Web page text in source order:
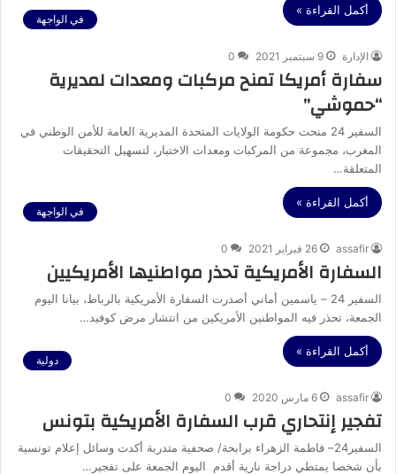
أكمل القراءة »
في الواجهة
الإدارة 9 سبتمبر 2021 0
سفارة أمريكا تمنح مركبات ومعدات لمديرية
“حموشي”
السفير 24 منحت حكومة الولايات المتحدة المديرية العامة للأمن الوطني في
المغرب، مجموعة من المركبات ومعدات الاختبار، لتسهيل التحقيقات
المتعلقة…
أكمل القراءة »
في الواجهة
assafir 26 فبراير 2021 0
السفارة الأمريكية تحذر مواطنيها الأمريكيين
السفير 24 – ياسمين أماني أصدرت السفارة الأمريكية بالرباط، بيانا اليوم
الجمعة، تحذر فيه المواطنين الأمريكين من انتشار مرض كوفيد…
أكمل القراءة »
دولية
assafir 6 مارس 2020 0
تفجير إنتحاري قرب السفارة الأمريكية بتونس
السفير24– فاطمة الزهراء برابحة/ صحفية متدربة أكدت وسائل إعلام تونسية
بأن شخصا يمتطي دراجة نارية أقدم اليوم الجمعة على تفجير…